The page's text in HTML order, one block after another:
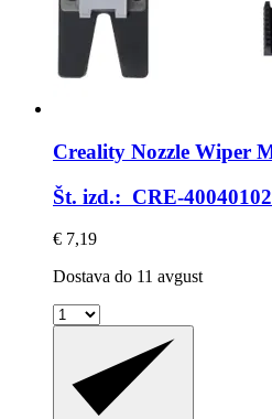
Creality Nozzle Wiper
Št. izd.: CRE-
€ 7,19
Dostava do 11 avgust